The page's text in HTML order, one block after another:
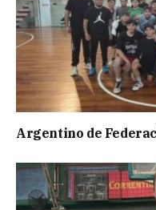
Argentino de